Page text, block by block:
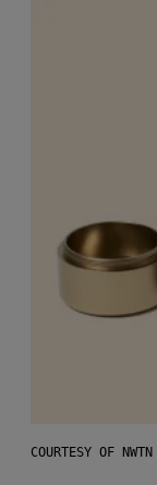
COURTESY OF NWTN